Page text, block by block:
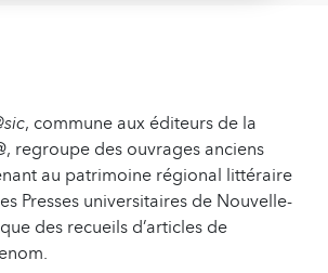
, commune aux éditeurs de la
regroupe des ouvrages anciens
au patrimoine régional littéraire
Presses universitaires de Nouvelle-
des recueils d’articles de